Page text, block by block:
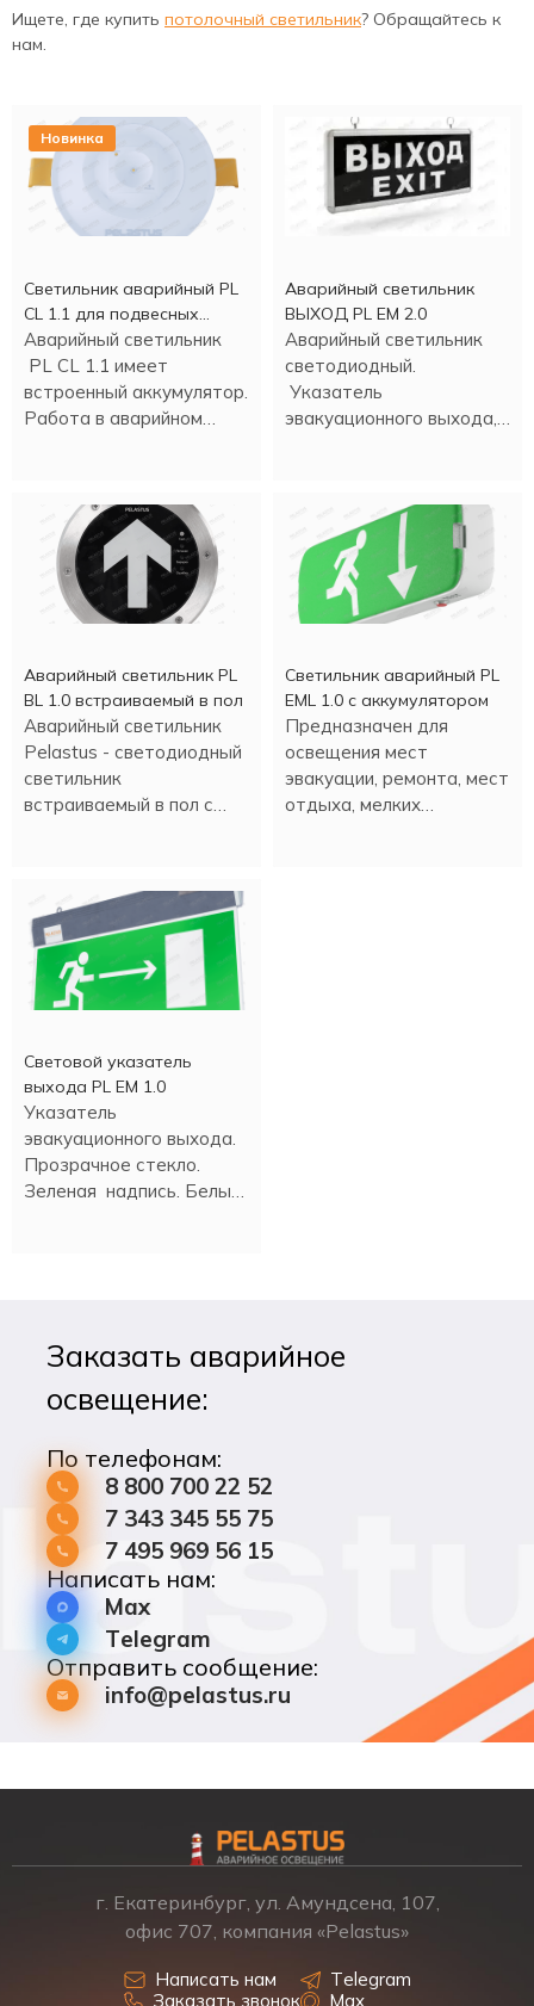
Ищете, где купить потолочный светильник? Обращайтесь к
нам.
Новинка
Светильник аварийный PL
CL 1.1 для подвесных
потолков
Аварийный светильник
PL CL 1.1 имеет
встроенный аккумулятор.
Работа в аварийном
Аварийный светильник
ВЫХОД PL EM 2.0
Аварийный светильник
светодиодный.
Указатель
эвакуационного выхода,
Аварийный светильник PL
BL 1.0 встраиваемый в пол
Аварийный светильник
Pelastus - светодиодный
светильник
встраиваемый в пол с
Светильник аварийный PL
EML 1.0 с аккумулятором
Предназначен для
освещения мест
эвакуации, ремонта, мест
отдыха, мелких
Световой указатель
выхода PL EM 1.0
Указатель
эвакуационного выхода.
Прозрачное стекло.
Зеленая надпись. Белый
Заказать аварийное
освещение:
По телефонам:
8 800 700 22 52
7 343 345 55 75
7 495 969 56 15
Написать нам:
Max
Telegram
Отправить сообщение:
info@pelastus.ru
г. Екатеринбург, ул. Амундсена, 107,
офис 707, компания «Pelastus»
Написать нам
Заказать звонок
Telegram
Max